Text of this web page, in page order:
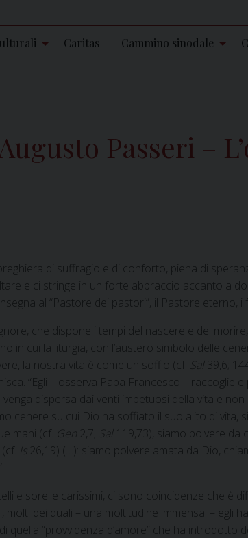
Caritas Cammino sinodale
Passeri –
di suffragio e di conforto, piena di
e ci stringe in un forte abbraccio accanto a
al “Pastore dei pastori”, il Pastore eterno, i
che dispone i tempi del nascere e del
in cui la liturgia, con l’austero simbolo delle
la nostra vita è come un soffio (cf. Sal
39,6;
“Egli – osserva Papa Francesco – raccoglie
dispersa dai venti impetuosi della vita e non
cenere su cui Dio ha soffiato il suo alito di vita,
mani (cf.
Gen 2,7; Sal
119,73), siamo polvere
Is 26,19) (…): siamo polvere amata da Dio,
e sorelle carissimi, ci sono coincidenze che è
dei quali – una moltitudine immensa! – egli
“provvidenza d’amore” che ha introdotto